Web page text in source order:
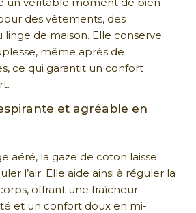
des vêtements, des
linge de maison. Elle conserve
même après de
ce qui garantit un confort
et agréable en
aéré, la gaze de coton laisse
l’air. Elle aide ainsi à réguler la
offrant une fraîcheur
et un confort doux en mi-